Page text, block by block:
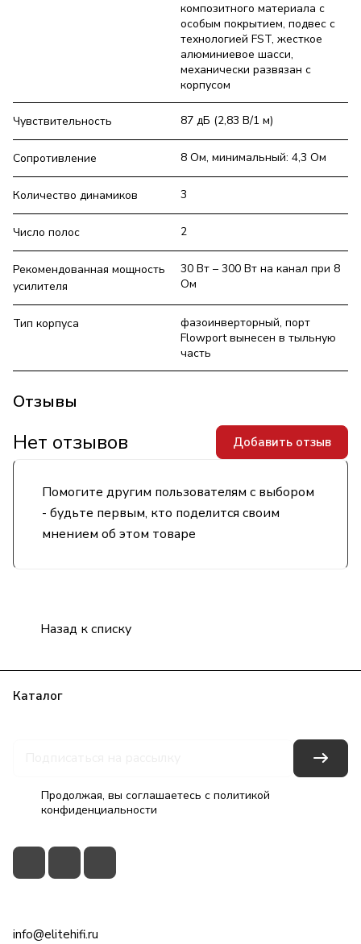
композитного материала с
особым покрытием, подвес с
технологией FST, жесткое
алюминиевое шасси,
механически развязан с
корпусом
Чувствительность 87 дБ (2,83 В/1 м)
Сопротивление 8 Ом, минимальный: 4,3 Ом
Количество динамиков 3
Число полос 2
Рекомендованная мощность
усилителя
30 Вт – 300 Вт на канал при 8
Ом
Тип корпуса
фазоинверторный, порт
Flowport вынесен в тыльную
часть
Отзывы
Помогите другим пользователям с выбором
- будьте первым, кто поделится своим
мнением об этом товаре
Нет отзывов Добавить отзыв
Назад к списку
Каталог
Продолжая, вы соглашаетесь с политикой
конфиденциальности
info@elitehifi.ru